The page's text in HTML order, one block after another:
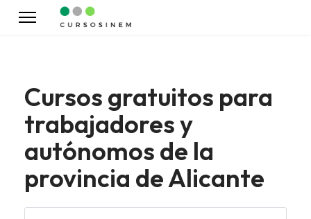
Cursos gratuitos para
trabajadores y
autónomos de la
provincia de Alicante